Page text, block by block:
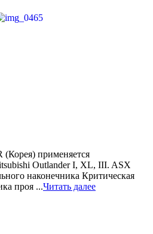
(Корея) применяется
Outlander I, XL, III. ASX
наконечника Критическая
проя ...Читать далее